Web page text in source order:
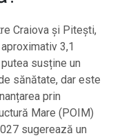
Craiova și Pitești,
3,1
susține un
sănătate, dar este
prin
Mare (POIM)
sugerează un